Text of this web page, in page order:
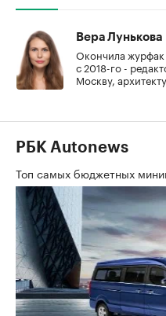
Вера Лунькова
Окончила журфак
с 2018-го -
Москву,
РБК Autonews
Топ самых бюджетных